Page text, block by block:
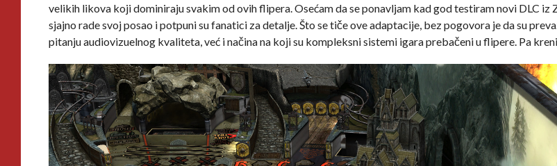
velikih likova koji dominiraju svakim od ovih flipera. Osećam da se ponavljam kad god testiram novi DLC iz
sjajno rade svoj posao i potpuni su fanatici za detalje. Što se tiče ove adaptacije, bez pogovora je da su
pitanju audiovizuelnog kvaliteta, već i načina na koji su kompleksni sistemi igara prebačeni u flipere. Pa